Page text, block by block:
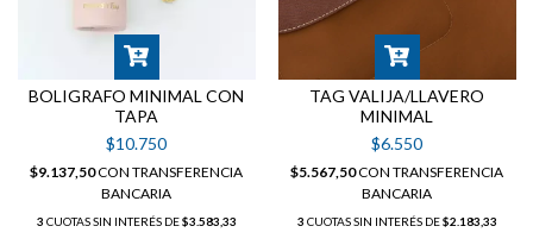
BOLIGRAFO MINIMAL CON
TAPA
$10.750
$9.137,50CON TRANSFERENCIA
BANCARIA
3 CUOTAS SIN INTERÉS DE$3.583,33
TAG VALIJA/LLAVERO
MINIMAL
$6.550
$5.567,50CON TRANSFERENCIA
BANCARIA
3 CUOTAS SIN INTERÉS DE$2.183,33